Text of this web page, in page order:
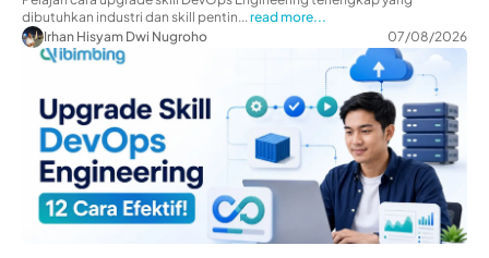
dibutuhkan industri dan skill pentin... read more...
Irhan Hisyam Dwi Nugroho
07/08/2026